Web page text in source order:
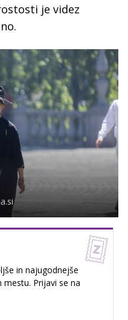
je videz
in najugodnejše
mestu. Prijavi se na